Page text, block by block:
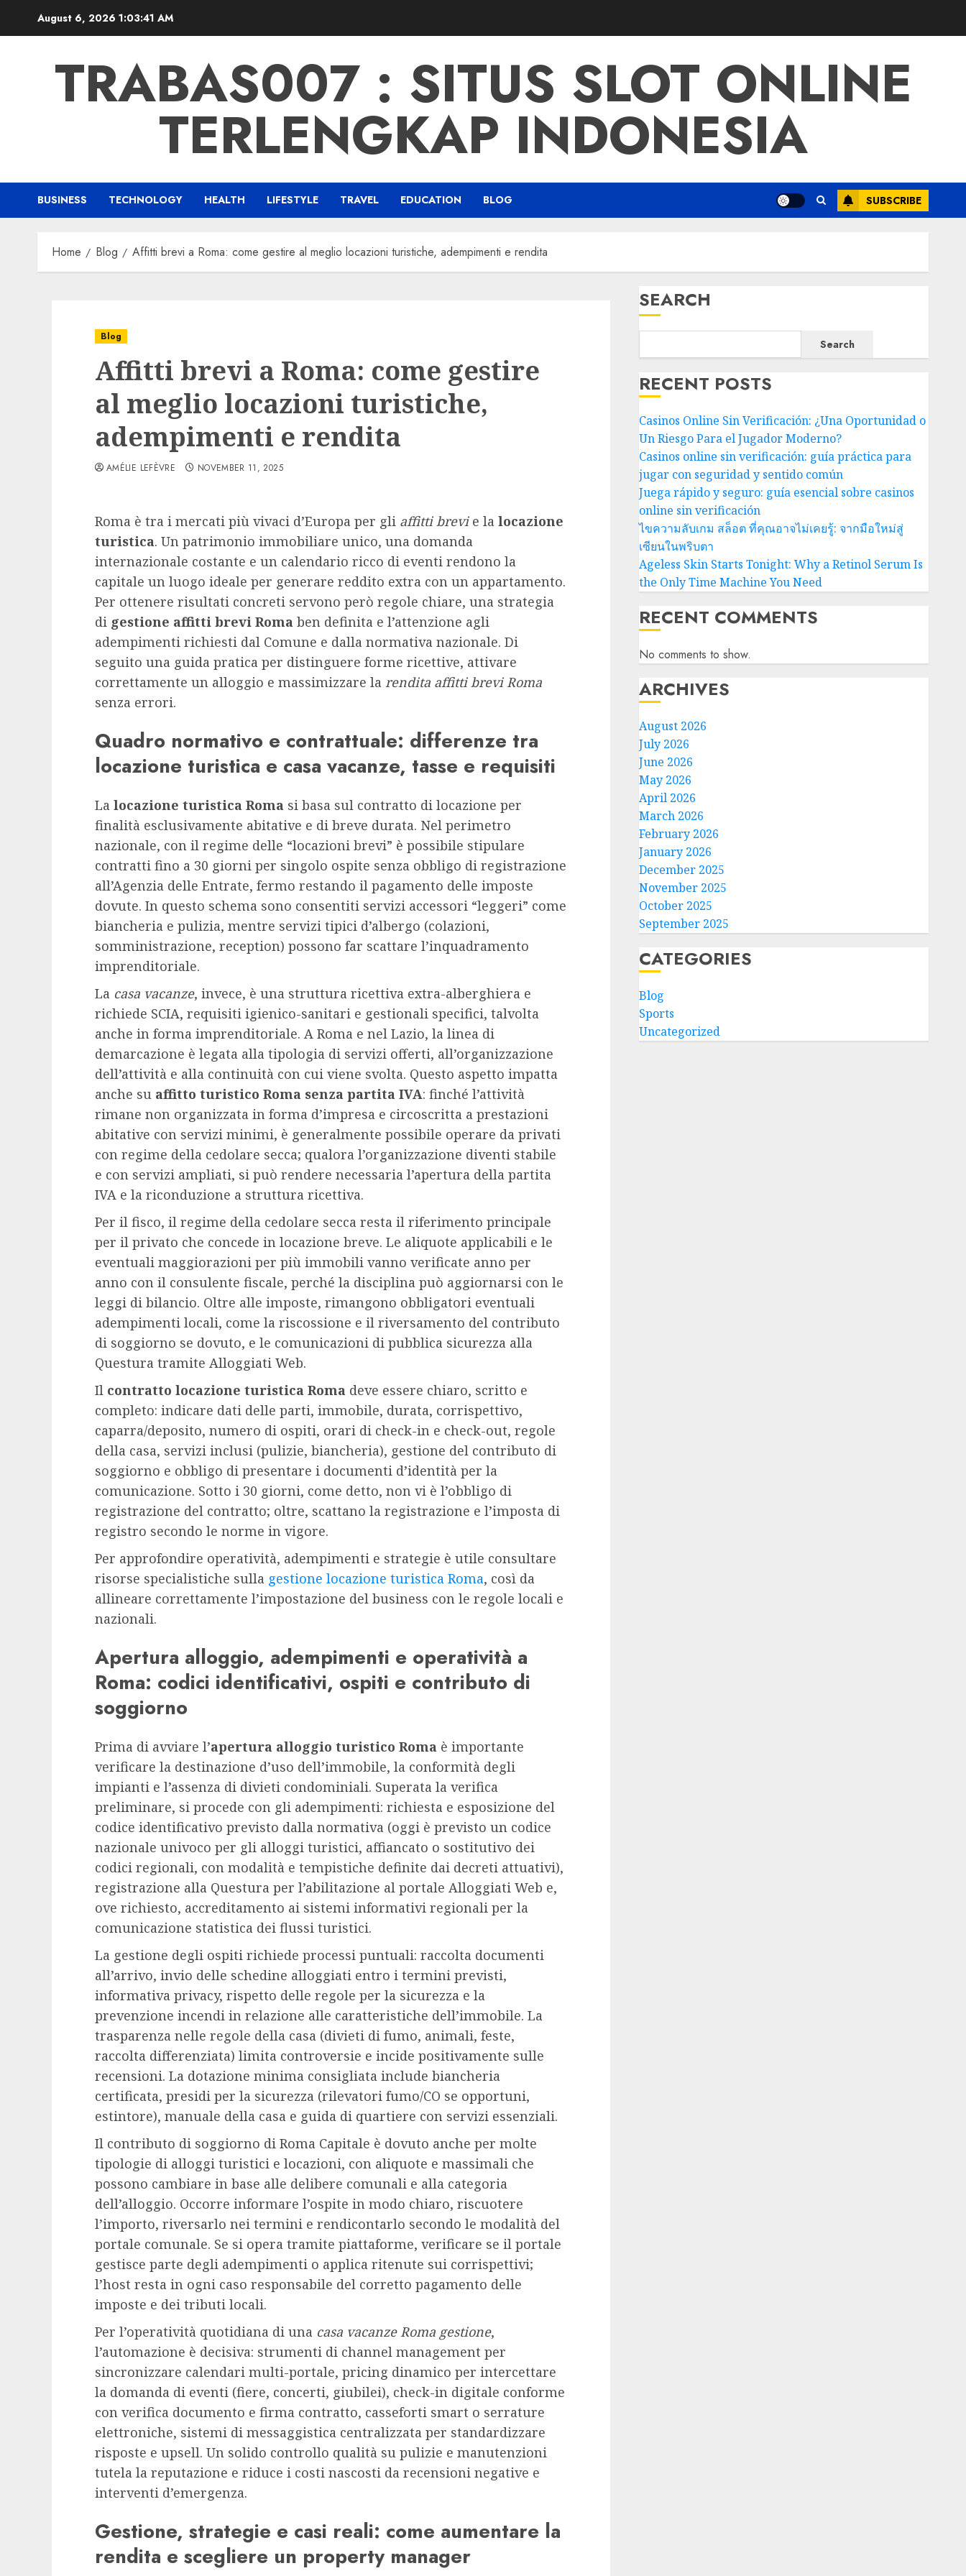
August 6, 2026 1:03:42 AM
TRABAS007 : SITUS SLOT ONLINE
TERLENGKAP INDONESIA
BUSINESS TECHNOLOGY HEALTH LIFESTYLE TRAVEL EDUCATION BLOG SUBSCRIBE
Home Blog Affitti brevi a Roma: come gestire al meglio locazioni turistiche, adempimenti e rendita
Blog
Affitti brevi a Roma: come gestire
al meglio locazioni turistiche,
adempimenti e rendita
AMÉLIE LEFÈVRE NOVEMBER 11, 2025
Roma è tra i mercati più vivaci d’Europa per gli affitti brevie la locazione
turistica. Un patrimonio immobiliare unico, una domanda
internazionale costante e un calendario ricco di eventi rendono la
capitale un luogo ideale per generare reddito extra con un appartamento.
Per ottenere risultati concreti servono però regole chiare, una strategia
di gestione affitti brevi Roma ben definita e l’attenzione agli
adempimenti richiesti dal Comune e dalla normativa nazionale. Di
seguito una guida pratica per distinguere forme ricettive, attivare
correttamente un alloggio e massimizzare la rendita affitti brevi Roma
senza errori.
Quadro normativo e contrattuale: differenze tra
locazione turistica e casa vacanze, tasse e requisiti
La locazione turistica Roma si basa sul contratto di locazione per
finalità esclusivamente abitative e di breve durata. Nel perimetro
nazionale, con il regime delle “locazioni brevi” è possibile stipulare
contratti fino a 30 giorni per singolo ospite senza obbligo di registrazione
all’Agenzia delle Entrate, fermo restando il pagamento delle imposte
dovute. In questo schema sono consentiti servizi accessori “leggeri” come
biancheria e pulizia, mentre servizi tipici d’albergo (colazioni,
somministrazione, reception) possono far scattare l’inquadramento
imprenditoriale.
La casa vacanze, invece, è una struttura ricettiva extra-alberghiera e
richiede SCIA, requisiti igienico-sanitari e gestionali specifici, talvolta
anche in forma imprenditoriale. A Roma e nel Lazio, la linea di
demarcazione è legata alla tipologia di servizi offerti, all’organizzazione
dell’attività e alla continuità con cui viene svolta. Questo aspetto impatta
anche su affitto turistico Roma senza partita IVA: finché l’attività
rimane non organizzata in forma d’impresa e circoscritta a prestazioni
abitative con servizi minimi, è generalmente possibile operare da privati
con regime della cedolare secca; qualora l’organizzazione diventi stabile
e con servizi ampliati, si può rendere necessaria l’apertura della partita
IVA e la riconduzione a struttura ricettiva.
Per il fisco, il regime della cedolare secca resta il riferimento principale
per il privato che concede in locazione breve. Le aliquote applicabili e le
eventuali maggiorazioni per più immobili vanno verificate anno per
anno con il consulente fiscale, perché la disciplina può aggiornarsi con le
leggi di bilancio. Oltre alle imposte, rimangono obbligatori eventuali
adempimenti locali, come la riscossione e il riversamento del contributo
di soggiorno se dovuto, e le comunicazioni di pubblica sicurezza alla
Questura tramite Alloggiati Web.
Il contratto locazione turistica Roma deve essere chiaro, scritto e
completo: indicare dati delle parti, immobile, durata, corrispettivo,
caparra/deposito, numero di ospiti, orari di check-in e check-out, regole
della casa, servizi inclusi (pulizie, biancheria), gestione del contributo di
soggiorno e obbligo di presentare i documenti d’identità per la
comunicazione. Sotto i 30 giorni, come detto, non vi è l’obbligo di
registrazione del contratto; oltre, scattano la registrazione e l’imposta di
registro secondo le norme in vigore.
Per approfondire operatività, adempimenti e strategie è utile consultare
risorse specialistiche sulla gestione locazione turistica Roma, così da
allineare correttamente l’impostazione del business con le regole locali e
nazionali.
Apertura alloggio, adempimenti e operatività a
Roma: codici identificativi, ospiti e contributo di
soggiorno
Prima di avviare l’apertura alloggio turistico Roma è importante
verificare la destinazione d’uso dell’immobile, la conformità degli
impianti e l’assenza di divieti condominiali. Superata la verifica
preliminare, si procede con gli adempimenti: richiesta e esposizione del
codice identificativo previsto dalla normativa (oggi è previsto un codice
nazionale univoco per gli alloggi turistici, affiancato o sostitutivo dei
codici regionali, con modalità e tempistiche definite dai decreti attuativi),
registrazione alla Questura per l’abilitazione al portale Alloggiati Web e,
ove richiesto, accreditamento ai sistemi informativi regionali per la
comunicazione statistica dei flussi turistici.
La gestione degli ospiti richiede processi puntuali: raccolta documenti
all’arrivo, invio delle schedine alloggiati entro i termini previsti,
informativa privacy, rispetto delle regole per la sicurezza e la
prevenzione incendi in relazione alle caratteristiche dell’immobile. La
trasparenza nelle regole della casa (divieti di fumo, animali, feste,
raccolta differenziata) limita controversie e incide positivamente sulle
recensioni. La dotazione minima consigliata include biancheria
certificata, presidi per la sicurezza (rilevatori fumo/CO se opportuni,
estintore), manuale della casa e guida di quartiere con servizi essenziali.
Il contributo di soggiorno di Roma Capitale è dovuto anche per molte
tipologie di alloggi turistici e locazioni, con aliquote e massimali che
possono cambiare in base alle delibere comunali e alla categoria
dell’alloggio. Occorre informare l’ospite in modo chiaro, riscuotere
l’importo, riversarlo nei termini e rendicontarlo secondo le modalità del
portale comunale. Se si opera tramite piattaforme, verificare se il portale
gestisce parte degli adempimenti o applica ritenute sui corrispettivi;
l’host resta in ogni caso responsabile del corretto pagamento delle
imposte e dei tributi locali.
Per l’operatività quotidiana di una casa vacanze Roma gestione,
l’automazione è decisiva: strumenti di channel management per
sincronizzare calendari multi-portale, pricing dinamico per intercettare
la domanda di eventi (fiere, concerti, giubilei), check-in digitale conforme
con verifica documento e firma contratto, casseforti smart o serrature
elettroniche, sistemi di messaggistica centralizzata per standardizzare
risposte e upsell. Un solido controllo qualità su pulizie e manutenzioni
tutela la reputazione e riduce i costi nascosti da recensioni negative e
interventi d’emergenza.
Gestione, strategie e casi reali: come aumentare la
rendita e scegliere un property manager
SEARCH
Search
RECENT POSTS
Casinos Online Sin Verificación: ¿Una Oportunidad o
Un Riesgo Para el Jugador Moderno?
Casinos online sin verificación: guía práctica para
jugar con seguridad y sentido común
Juega rápido y seguro: guía esencial sobre casinos
online sin verificación
ไขความลับเกม สล็อต ที่คุณอาจไม่เคยรู้: จากมือใหม่สู่
เซียนในพริบตา
Ageless Skin Starts Tonight: Why a Retinol Serum Is
the Only Time Machine You Need
RECENT COMMENTS
No comments to show.
ARCHIVES
August 2026
July 2026
June 2026
May 2026
April 2026
March 2026
February 2026
January 2026
December 2025
November 2025
October 2025
September 2025
CATEGORIES
Blog
Sports
Uncategorized